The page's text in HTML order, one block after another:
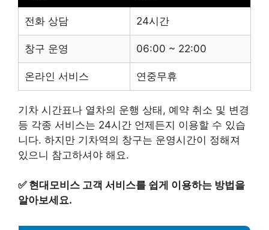
전화 상담 24시간
창구 운영 06:00 ~ 22:00
온라인 서비스 연중무휴
기차 시간표나 열차의 운행 상태, 예약 취소 및 변경
등 각종 서비스는 24시간 언제든지 이용할 수 있습
니다. 하지만 기차역의 창구는 운영시간이 정해져
있으니 참고하셔야 해요.
✅ 현대모비스 고객 서비스를 쉽게 이용하는 방법을
알아보세요.